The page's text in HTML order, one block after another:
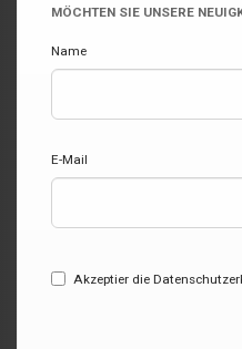
MÖCHTEN SIE UNSERE
Name
E-Mail
Akzeptier die